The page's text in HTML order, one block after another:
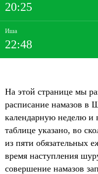
20:25
Иша
22:48
На этой странице мы
расписание намазов в
календарную неделю и
таблице указано, во
из пяти обязательных
время наступления
совершение намазов